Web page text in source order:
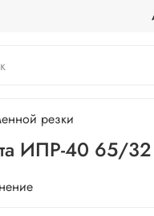
резки
ИПР-40 65/32